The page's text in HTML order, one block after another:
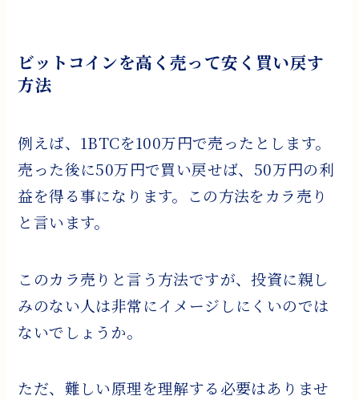
ビットコインを高く売って安く買い戻す
方法
例えば、1BTCを100万円で売ったとします。
売った後に50万円で買い戻せば、50万円の利
益を得る事になります。この方法をカラ売り
と言います。
このカラ売りと言う方法ですが、投資に親し
みのない人は非常にイメージしにくいのでは
ないでしょうか。
ただ、難しい原理を理解する必要はありませ